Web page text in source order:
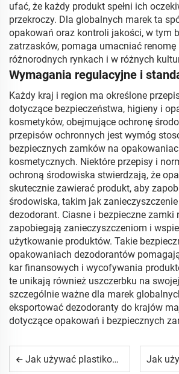
ufać, że każdy produkt spełni ich
przekroczy. Dla globalnych marek ta
opakowań oraz kontroli jakości, w tym
zatrzasków, pomaga umacniać renomę
różnorodnych rynkach i w różnych
Wymagania regulacyjne i
Każdy kraj i region ma określone
dotyczące bezpieczeństwa, higieny i
kosmetyków, obejmujące ochronę
przepisów ochronnych jest wymóg
bezpiecznych zamków na
kosmetycznych. Niektóre przepisy i
ochroną środowiska stwierdzają, że
skutecznie zawierać produkt, aby
środowiska, takim jak
dezodorant. Ciasne i bezpieczne zamki
zapobiegają zanieczyszczeniom i
użytkowanie produktów. Takie
opakowaniach dezodorantów
kar finansowych i wycofywania
te unikają również uszczerbku na
szczególnie ważne dla marek
eksportować dezodoranty do krajów
dotyczące opakowań i bezpiecznych
Jak używać plastikowego kapturka i zatyczki do zabezpieczania butelek kosmetycznych?